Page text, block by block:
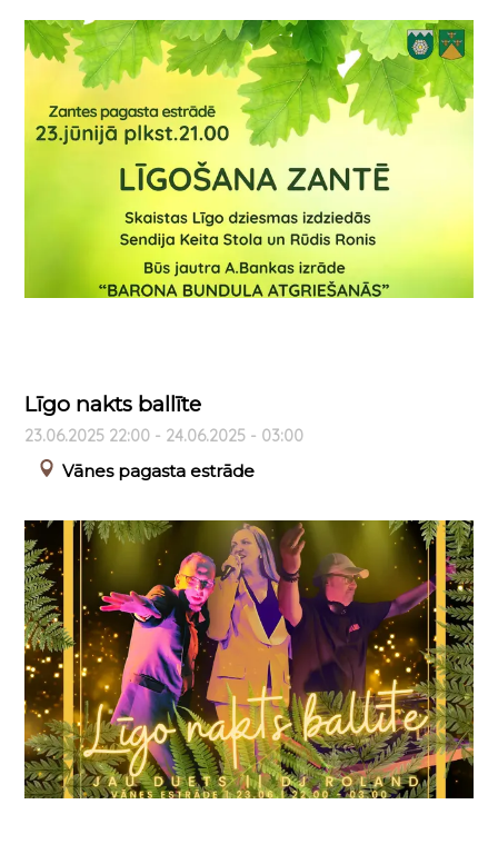
Līgo nakts ballīte
23.06.2025 22:00 - 24.06.2025 - 03:00
Vānes pagasta estrāde